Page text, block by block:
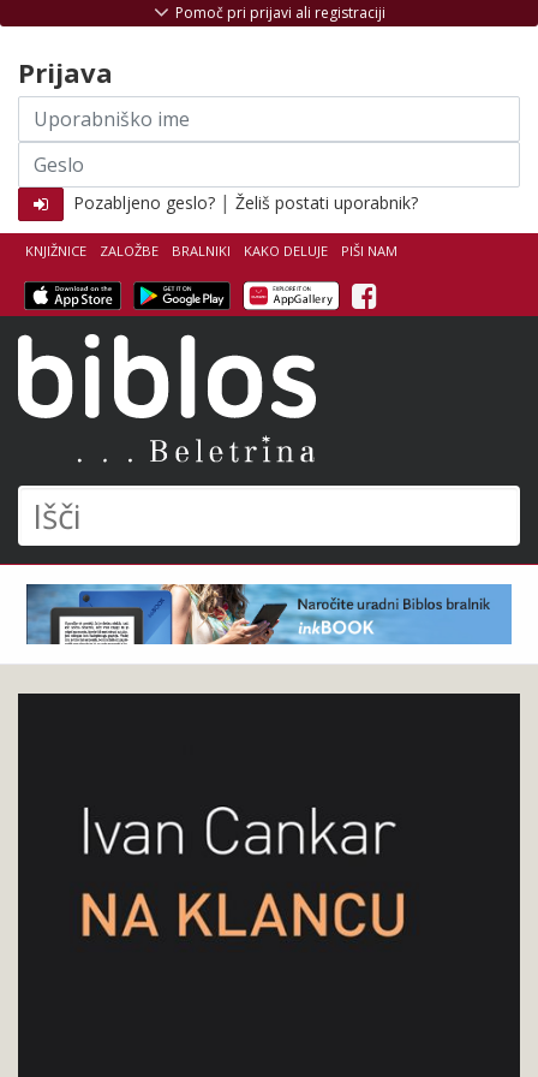
Išči
KNJIŽNICE ZALOŽBE BRALNIKI KAKO DELUJE PIŠI NAM
Facebook
Pomoč pri prijavi ali registraciji
Prijava
Uporabniško
ime
Geslo
Pozabljeno geslo? | Želiš postati uporabnik?
Ivan
klancu